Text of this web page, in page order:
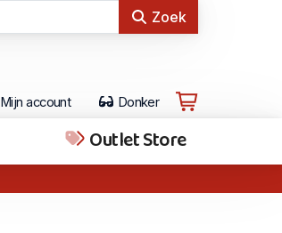
Zoek
Mijn account Donker
Outlet Store